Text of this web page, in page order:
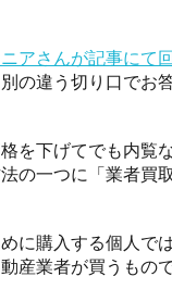
アさんが記事にて
の違う切り口でお
を下げてでも内覧
の一つに「業者買
に購入する個人で
産業者が買うもので